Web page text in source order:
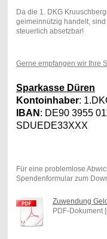
Da die 1. DKG
geimeinnützig handelt,
steuerlich absetzbar!
Gerne empfangen wir Ihre
Sparkasse Düren
Kontoinhaber:
IBAN : DE90 3955
SDUEDE33XXX
Für eine problemlose
Spendenformular zum
Zuwendung
PDF-Dokument